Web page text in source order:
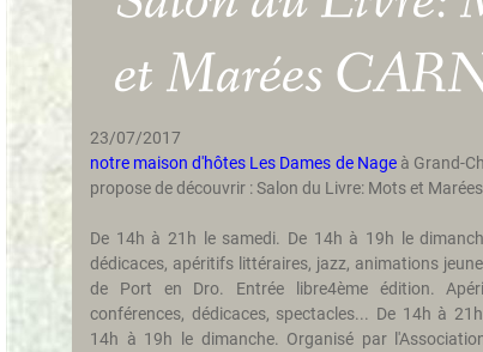
Erholung
Fotogallerie
Kontakt
et Marées
23/07/2017
notre maison d'hôtes Les Dames de Nageà Grand-
propose de découvrir : Salon du Livre: Mots et
De 14h à 21h le samedi. De 14h à 19h le
dédicaces, apéritifs littéraires, jazz, animations
de Port en Dro. Entrée libre4ème édition.
conférences, dédicaces, spectacles... De 14h à
14h à 19h le dimanche. Organisé par